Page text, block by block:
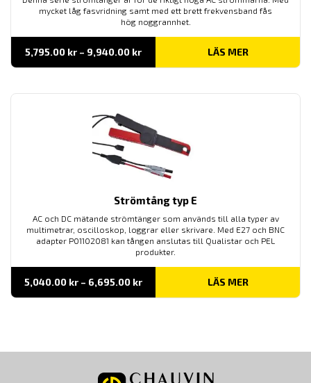
mycket låg fasvridning samt med ett brett frekvensband fås
hög noggrannhet.
5,795.00 kr – 9,940.00 krPrisintervall:
till
LÄS MER
Strömtång typ E
AC och DC mätande strömtänger som används till alla typer av
multimetrar, oscilloskop, loggrar eller skrivare. Med E27 och BNC
adapter P01102081 kan tången anslutas till Qualistar och PEL
produkter.
5,040.00 kr – 6,695.00 krPrisintervall:
till
LÄS MER